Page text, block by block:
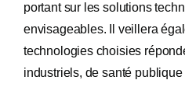
portant sur les solutions
envisageables. Il veillera
technologies choisies
industriels, de santé publique